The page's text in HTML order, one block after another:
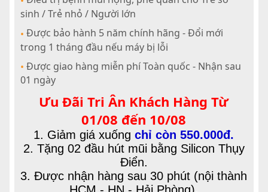
sinh / Trẻ nhỏ / Người lớn
• Được bảo hành 5 năm chính hãng - Đổi mới
trong 1 tháng đầu nếu máy bị lỗi
• Được giao hàng miễn phí Toàn quốc - Nhận sau
01 ngày
Ưu Đãi Tri Ân Khách Hàng Từ
01/08 đến 10/08
1. Giảm giá xuốngchỉ còn 550.000đ.
2. Tặng 02 đầu hút mũi bằng Silicon Thụy
Điển.
3.Được nhận hàng sau 30 phút (nội thành